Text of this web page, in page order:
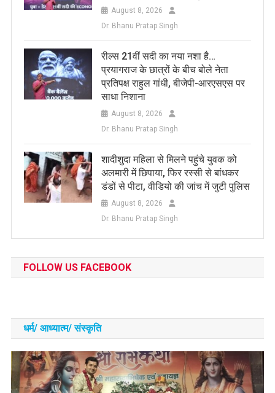
August 8, 2026
Dr. Bhanu Pratap Singh
रील्स 21वीं सदी का नया नशा है…
प्रयागराज के छात्रों के बीच बोले नेता
प्रतिपक्ष राहुल गांधी, बीजेपी-आरएसएस पर
साधा निशाना
August 8, 2026
Dr. Bhanu Pratap Singh
शादीशुदा महिला से मिलने पहुंचे युवक को
अलमारी में छिपाया, फिर रस्सी से बांधकर
डंडों से पीटा, वीडियो की जांच में जुटी पुलिस
August 8, 2026
Dr. Bhanu Pratap Singh
FOLLOW US FACEBOOK
धर्म/ आध्‍यात्‍म/ संस्‍कृति